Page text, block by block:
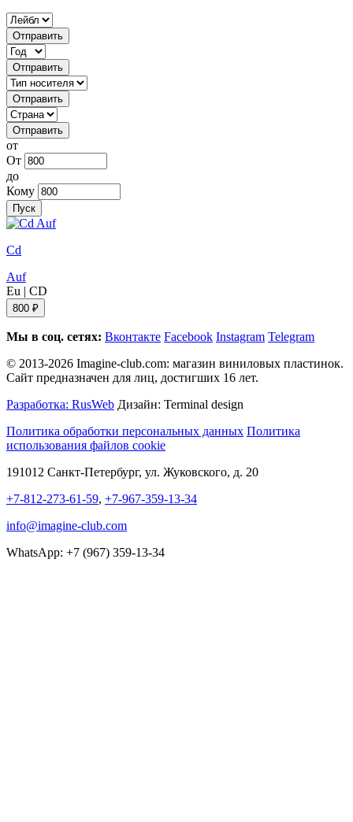
Отправить
Отправить
Отправить
Отправить
от
От
до
Кому
Пуск
Cd
Auf
Eu | CD
800 ₽
Мы в соц. сетях: Вконтакте Facebook Instagram Telegram
© 2013-2026 Imagine-club.com: магазин виниловых пластинок.
Сайт предназначен для лиц, достигших 16 лет.
Разработка: RusWeb Дизайн: Terminal design
Политика обработки персональных данных Политика
использования файлов cookie
191012 Санкт-Петербург, ул. Жуковского, д. 20
+7-812-273-61-59, +7-967-359-13-34
info@imagine-club.com
WhatsApp: +7 (967) 359-13-34